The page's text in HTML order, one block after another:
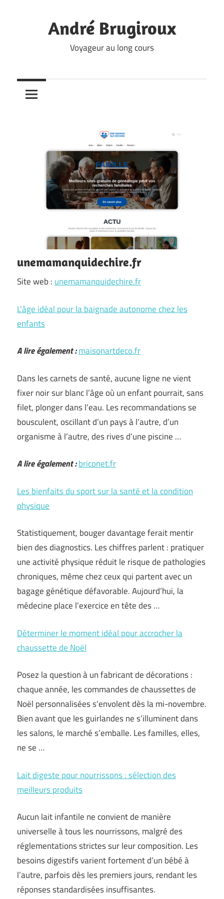
André Brugiroux
Voyageur au long cours
unemamanquidechire.fr
Site web : unemamanquidechire.fr
L’âge idéal pour la baignade autonome chez les
enfants
A lire également :maisonartdeco.fr
Dans les carnets de santé, aucune ligne ne vient
fixer noir sur blanc l’âge où un enfant pourrait, sans
filet, plonger dans l’eau. Les recommandations se
bousculent, oscillant d’un pays à l’autre, d’un
organisme à l’autre, des rives d’une piscine …
A lire également :briconet.fr
Les bienfaits du sport sur la santé et la condition
physique
Statistiquement, bouger davantage ferait mentir
bien des diagnostics. Les chiffres parlent : pratiquer
une activité physique réduit le risque de pathologies
chroniques, même chez ceux qui partent avec un
bagage génétique défavorable. Aujourd’hui, la
médecine place l’exercice en tête des …
Déterminer le moment idéal pour accrocher la
chaussette de Noël
Posez la question à un fabricant de décorations :
chaque année, les commandes de chaussettes de
Noël personnalisées s’envolent dès la mi-novembre.
Bien avant que les guirlandes ne s’illuminent dans
les salons, le marché s’emballe. Les familles, elles,
ne se …
Lait digeste pour nourrissons : sélection des
meilleurs produits
Aucun lait infantile ne convient de manière
universelle à tous les nourrissons, malgré des
réglementations strictes sur leur composition. Les
besoins digestifs varient fortement d’un bébé à
l’autre, parfois dès les premiers jours, rendant les
réponses standardisées insuffisantes.